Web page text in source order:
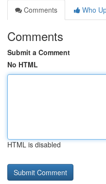
Comments
Who
Comments
Submit a Comment
No HTML
HTML is disabled